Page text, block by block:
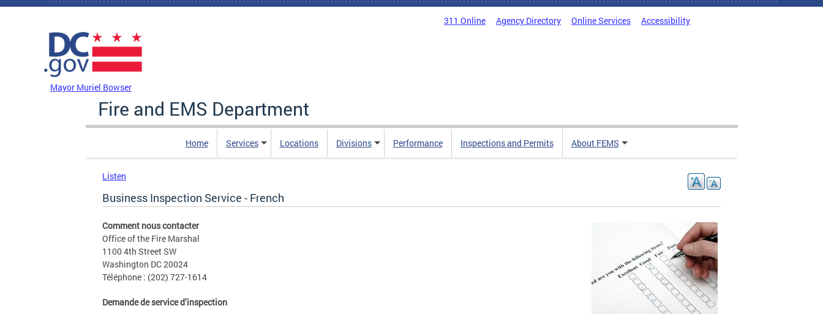
Skip to main content
311 Online Agency Directory Online Services Accessibility
Mayor Muriel Bowser
Fire and EMS Department
Home Services Locations Divisions Performance Inspections and Permits About FEMS
Listen
Business Inspection Service - French
Comment nous contacter
Office of the Fire Marshal
1100 4th Street SW
Washington DC 20024
Téléphone : (202) 727-1614
Demande de service d’inspection